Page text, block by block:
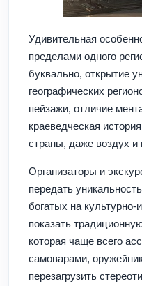
Удивительная
пределами одного
буквально, открытие
географических
пейзажи, отличие
краеведческая
страны, даже воздух и
Организаторы и
передать
богатых на культурно-
показать
которая чаще всего
самоварами,
перезагрузить